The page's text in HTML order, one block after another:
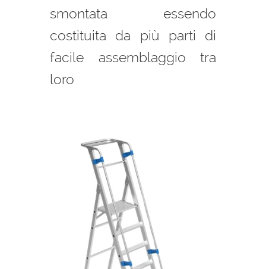
smontata essendo
costituita da più parti di
facile assemblaggio tra
loro